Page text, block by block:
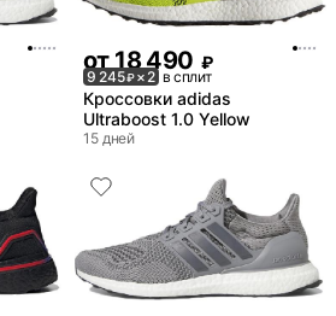
от18 490 ₽
9 245₽× 2 в сплит
Кроссовки adidas
Ultraboost 1.0 Yellow
15 дней